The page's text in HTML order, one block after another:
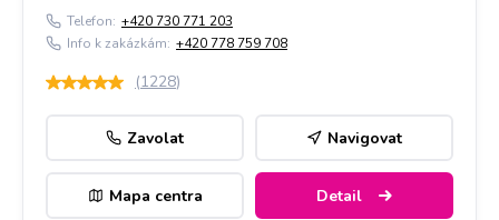
Telefon: +420 730 771 203
Info k zakázkám: +420 778 759 708
(1228)
Zavolat Navigovat
Mapa centra Detail